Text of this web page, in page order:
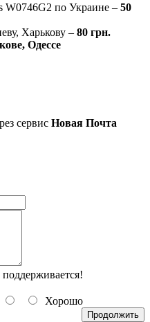
W0746G2 по Украине – 50
Харькову – 80 грн.
Одессе
сервис Новая Почта
Хорошо
Продолжить